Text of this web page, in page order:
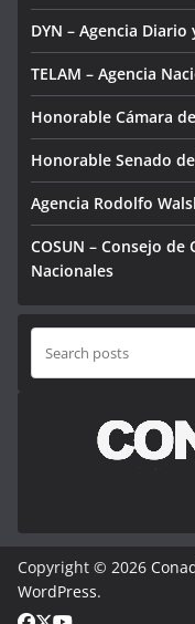
DYN – Agencia
TELAM – Agencia
Honorable Cámara
Honorable Senado
Agencia Rodolfo
COSUN – Consejo
Nacionales
Copyright © 2026
WordPress.